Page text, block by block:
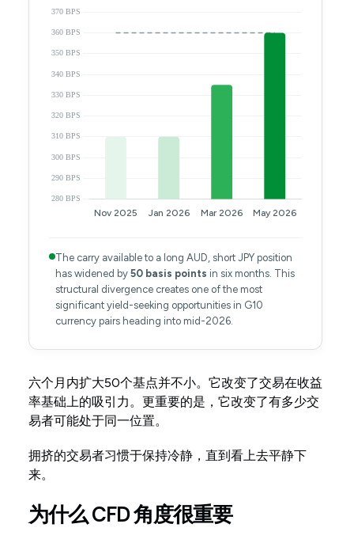
The carry available to a long AUD, short JPY position
has widened by 50 basis points in six months. This
structural divergence creates one of the most
significant yield-seeking opportunities in G10
currency pairs heading into mid-2026.
六个月内扩大50个基点并不小。它改变了交易在收益
率基础上的吸引力。更重要的是，它改变了有多少交
易者可能处于同一位置。
拥挤的交易者习惯于保持冷静，直到看上去平静下
来。
为什么 CFD 角度很重要